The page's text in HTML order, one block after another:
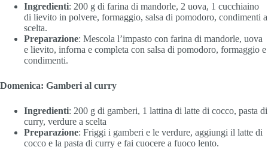
Ingredienti: 200 g di farina di mandorle, 2 uova, 1 cucchiaino
di lievito in polvere, formaggio, salsa di pomodoro, condimenti a
scelta.
Preparazione: Mescola l’impasto con farina di mandorle, uova
e lievito, inforna e completa con salsa di pomodoro, formaggio e
condimenti.
Domenica: Gamberi al curry
Ingredienti: 200 g di gamberi, 1 lattina di latte di cocco, pasta di
curry, verdure a scelta
Preparazione: Friggi i gamberi e le verdure, aggiungi il latte di
cocco e la pasta di curry e fai cuocere a fuoco lento.